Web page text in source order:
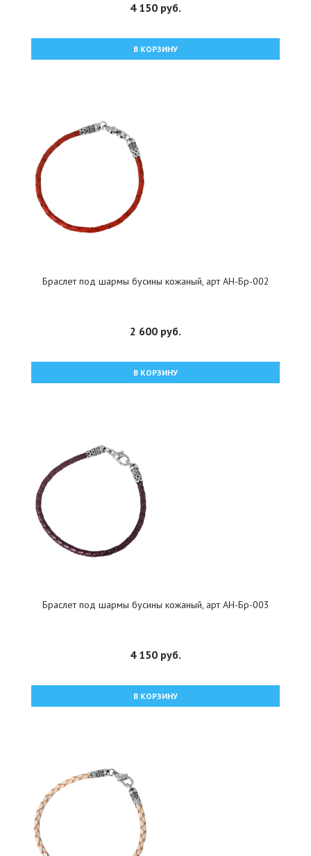
4 150 руб.
В КОРЗИНУ
Браслет под шармы бусины кожаный, арт АН-Бр-002
2 600 руб.
В КОРЗИНУ
Браслет под шармы бусины кожаный, арт АН-Бр-003
4 150 руб.
В КОРЗИНУ